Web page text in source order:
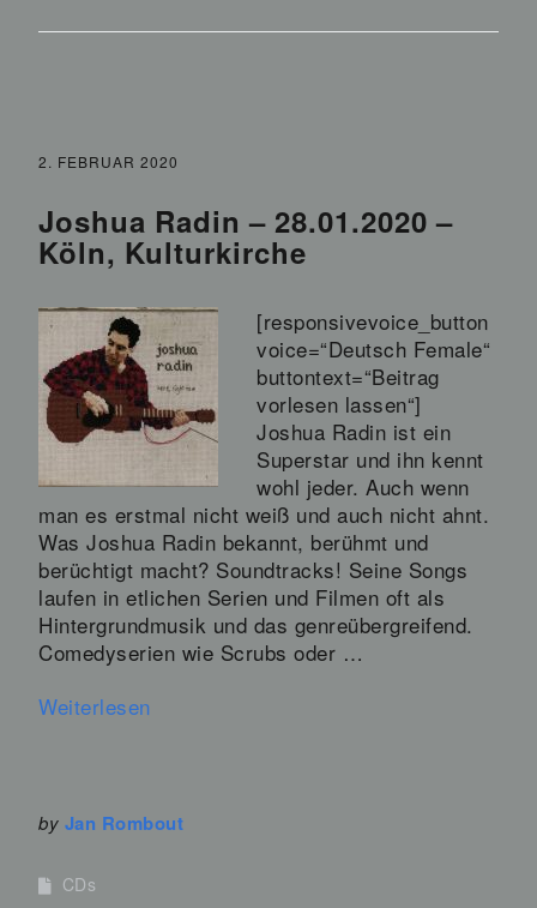
2. FEBRUAR 2020
Joshua Radin – 28.01.2020 –
Köln, Kulturkirche
[responsivevoice_button
voice=“Deutsch Female“
buttontext=“Beitrag
vorlesen lassen“]
Joshua Radin ist ein
Superstar und ihn kennt
wohl jeder. Auch wenn
man es erstmal nicht weiß und auch nicht ahnt.
Was Joshua Radin bekannt, berühmt und
berüchtigt macht? Soundtracks! Seine Songs
laufen in etlichen Serien und Filmen oft als
Hintergrundmusik und das genreübergreifend.
Comedyserien wie Scrubs oder …
Weiterlesen
by Jan Rombout
CDs